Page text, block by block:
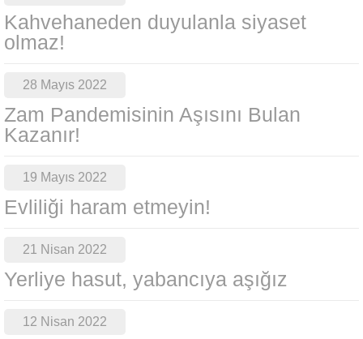
Kahvehaneden duyulanla siyaset
olmaz!
28 Mayıs 2022
Zam Pandemisinin Aşısını Bulan
Kazanır!
19 Mayıs 2022
Evliliği haram etmeyin!
21 Nisan 2022
Yerliye hasut, yabancıya aşığız
12 Nisan 2022